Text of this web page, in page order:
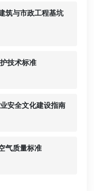
筑与市政工程基坑
技术标准
安全文化建设指南
气质量标准